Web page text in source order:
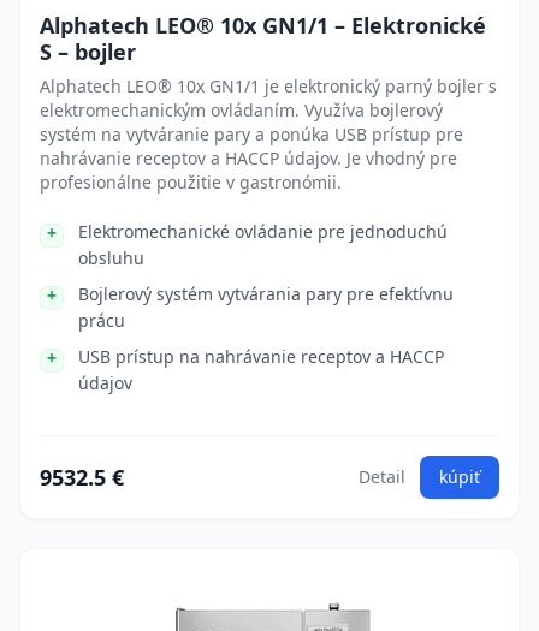
Alphatech LEO® 10x GN1/1 – Elektronické
S – bojler
Alphatech LEO® 10x GN1/1 je elektronický parný bojler s
elektromechanickým ovládaním. Využíva bojlerový
systém na vytváranie pary a ponúka USB prístup pre
nahrávanie receptov a HACCP údajov. Je vhodný pre
profesionálne použitie v gastronómii.
Elektromechanické ovládanie pre jednoduchú
obsluhu
Bojlerový systém vytvárania pary pre efektívnu
prácu
USB prístup na nahrávanie receptov a HACCP
údajov
9532.5 € Detail kúpiť